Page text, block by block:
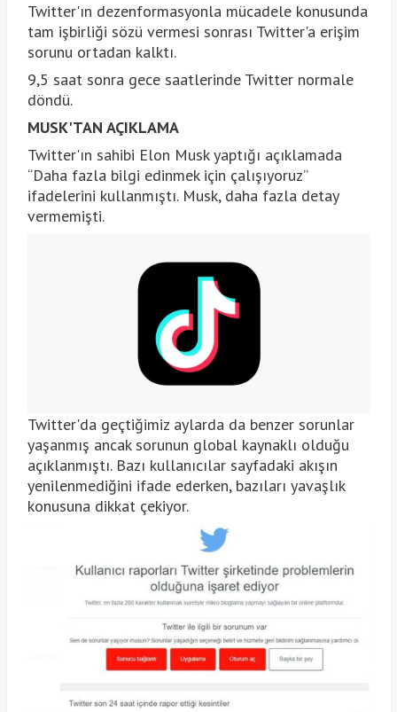
Twitter'ın dezenformasyonla mücadele konusunda
tam işbirliği sözü vermesi sonrası Twitter'a erişim
sorunu ortadan kalktı.
9,5 saat sonra gece saatlerinde Twitter normale
döndü.
MUSK'TAN AÇIKLAMA
Twitter'ın sahibi Elon Musk yaptığı açıklamada
“Daha fazla bilgi edinmek için çalışıyoruz”
ifadelerini kullanmıştı. Musk, daha fazla detay
vermemişti.
Twitter'da geçtiğimiz aylarda da benzer sorunlar
yaşanmış ancak sorunun global kaynaklı olduğu
açıklanmıştı. Bazı kullanıcılar sayfadaki akışın
yenilenmediğini ifade ederken, bazıları yavaşlık
konusuna dikkat çekiyor.